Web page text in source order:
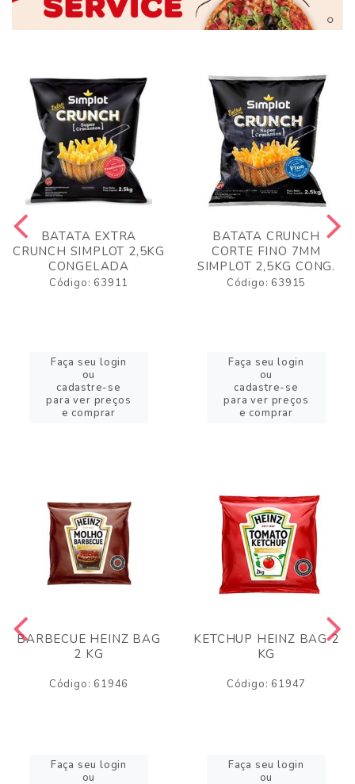
BATATA EXTRA
CRUNCH SIMPLOT 2,5KG
CONGELADA
Código: 63911
Faça seu login
ou
cadastre-se
para ver preços
e comprar
BATATA CRUNCH
CORTE FINO 7MM
SIMPLOT 2,5KG CONG.
Código: 63915
Faça seu login
ou
cadastre-se
para ver preços
e comprar
BARBECUE HEINZ BAG
2 KG
Código: 61946
Faça seu login
ou
KETCHUP HEINZ BAG 2
KG
Código: 61947
Faça seu login
ou